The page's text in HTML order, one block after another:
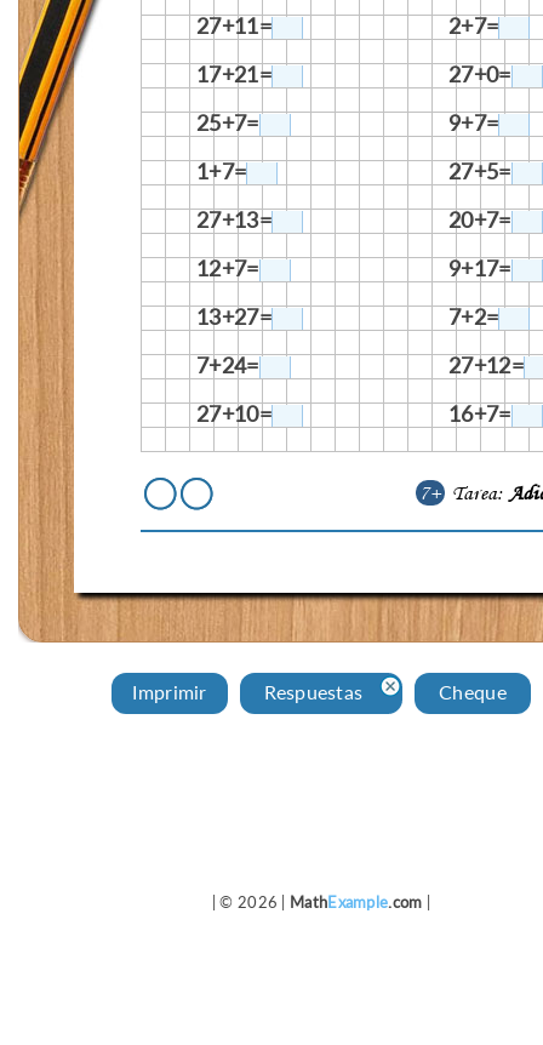
27+11=
2+7=
17+21=
27+0=
25+7=
9+7=
1+7=
27+5=
27+13=
20+7=
12+7=
9+17=
13+27=
7+2=
7+24=
27+12=
27+10=
16+7=
7+ Tarea:
Imprimir Respuestas Cheque
| © 2026 | MathExample.com